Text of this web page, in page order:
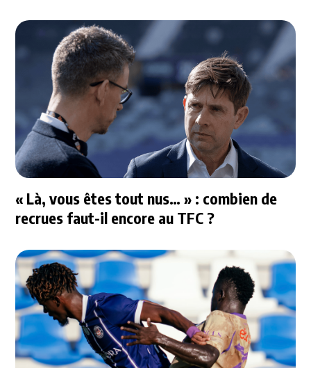
« Là, vous êtes tout nus… » : combien de
recrues faut-il encore au TFC ?